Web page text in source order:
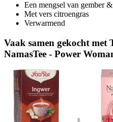
Een mengsel van gember
Met vers citroengras
Verwarmend
Vaak samen gekocht
NamasTee - Power